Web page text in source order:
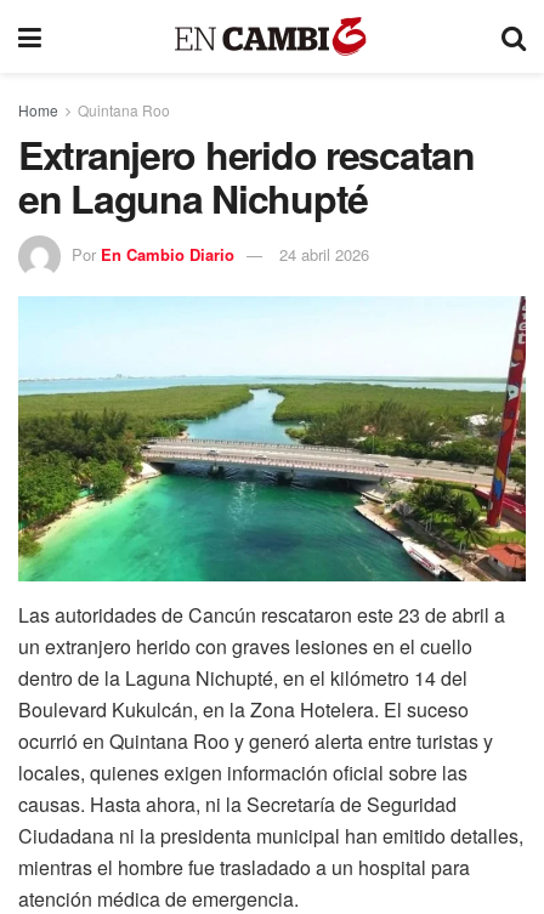
Home Quintana Roo
Extranjero herido rescatan
en Laguna Nichupté
Por En Cambio Diario 24 abril 2026
Las autoridades de Cancún rescataron este 23 de abril a
un extranjero herido con graves lesiones en el cuello
dentro de la Laguna Nichupté, en el kilómetro 14 del
Boulevard Kukulcán, en la Zona Hotelera. El suceso
ocurrió en Quintana Roo y generó alerta entre turistas y
locales, quienes exigen información oficial sobre las
causas. Hasta ahora, ni la Secretaría de Seguridad
Ciudadana ni la presidenta municipal han emitido detalles,
mientras el hombre fue trasladado a un hospital para
atención médica de emergencia.